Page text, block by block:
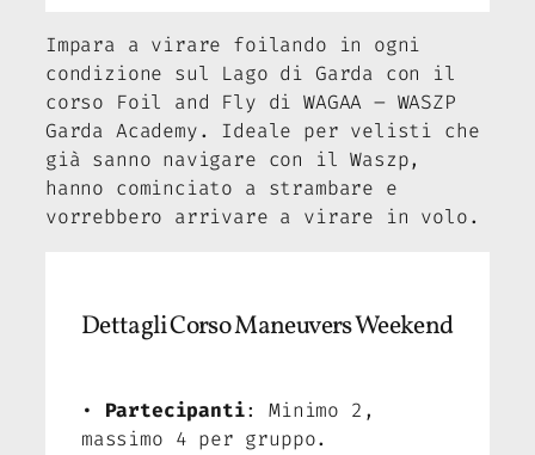
Impara a virare foilando in ogni
condizione sul Lago di Garda con il
corso Foil and Fly di WAGAA – WASZP
Garda Academy. Ideale per velisti che
già sanno navigare con il Waszp,
hanno cominciato a strambare e
vorrebbero arrivare a virare in volo.
Dettagli Corso Maneuvers Weekend
• Partecipanti: Minimo 2,
massimo 4 per gruppo.